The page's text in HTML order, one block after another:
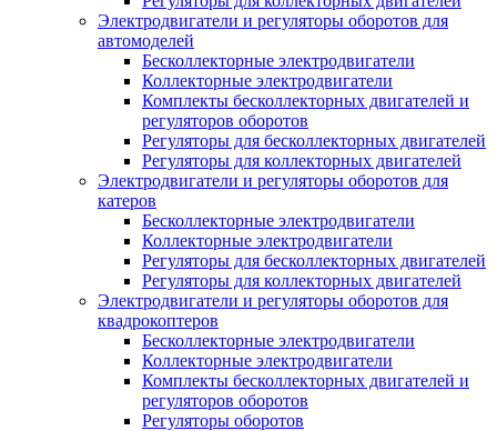
Электродвигатели и регуляторы оборотов для
автомоделей
Бесколлекторные электродвигатели
Коллекторные электродвигатели
Комплекты бесколлекторных двигателей и
регуляторов оборотов
Регуляторы для бесколлекторных двигателей
Регуляторы для коллекторных двигателей
Электродвигатели и регуляторы оборотов для
катеров
Бесколлекторные электродвигатели
Коллекторные электродвигатели
Регуляторы для бесколлекторных двигателей
Регуляторы для коллекторных двигателей
Электродвигатели и регуляторы оборотов для
квадрокоптеров
Бесколлекторные электродвигатели
Коллекторные электродвигатели
Комплекты бесколлекторных двигателей и
регуляторов оборотов
Регуляторы оборотов